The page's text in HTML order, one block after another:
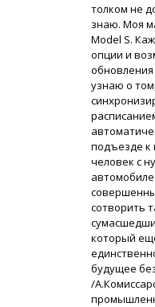
толком не
знаю. Моя
Model S.
опции и
узнаю о
подъезде к
человек с
сотворить
который
будущее
/